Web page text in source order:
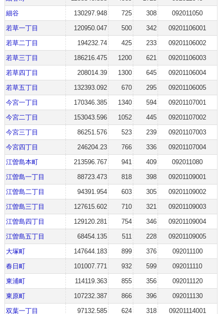
細谷
130297.948 725 308
092011050
若草一丁目
120950.047 500 342
09201106001
若草二丁目
194232.74 425 233
09201106002
若草三丁目
186216.475 1200 621
09201106003
若草四丁目
208014.39 1300 645
09201106004
若草五丁目
132393.092 670 295
09201106005
今宮一丁目
170346.385 1340 594
09201107001
今宮二丁目
153043.596 1052 445
09201107002
今宮三丁目
86251.576 523 239
09201107003
今宮四丁目
246204.23 766 336
09201107004
江曽島本町
213596.767 941 409
092011080
江曽島一丁目
88723.473 818 398
09201109001
江曽島二丁目
94391.954 603 305
09201109002
江曽島三丁目
127615.602 710 321
09201109003
江曽島四丁目
129120.281 754 346
09201109004
江曽島五丁目
68454.135 511 228
09201109005
大塚町
147644.183 899 376
092011100
春日町
101007.771 932 599
092011110
東浦町
114119.363 855 356
092011120
東原町
107232.387 866 396
092011130
双葉一丁目
97132.585 624 318
09201114001